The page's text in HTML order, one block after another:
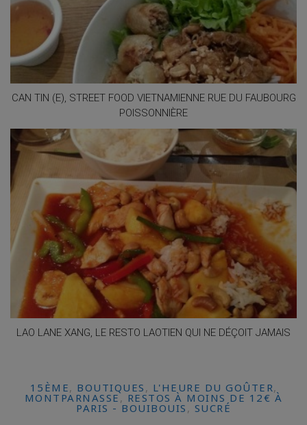
CAN TIN (E), STREET FOOD VIETNAMIENNE RUE DU FAUBOURG
POISSONNIÈRE
LAO LANE XANG, LE RESTO LAOTIEN QUI NE DÉÇOIT JAMAIS
15ÈME, BOUTIQUES , L'HEURE DU GOÛTER,
MONTPARNASSE, RESTOS À MOINS DE 12€ À
PARIS - BOUIBOUIS , SUCRÉ